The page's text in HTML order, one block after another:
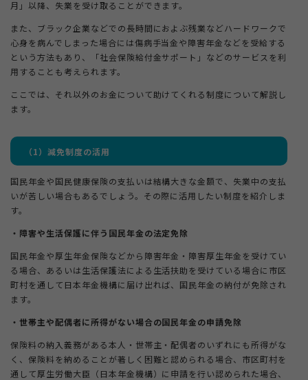
月」以降、失業を受け取ることができます。
また、ブラック企業などでの長時間におよぶ残業などハードワークで
心身を病んでしまった場合には傷病手当金や障害年金などを受給する
という方法もあり、「社会保険給付金サポート」などのサービスを利
用することも考えられます。
ここでは、それ以外のお金について助けてくれる制度について解説し
ます。
（1）減免制度の活用
国民年金や国民健康保険の支払いは結構大きな金額で、失業中の支払
いが苦しい場合もあるでしょう。その際に活用したい制度を紹介しま
す。
・障害や生活保護に伴う国民年金の法定免除
国民年金や厚生年金保険などから障害年金・障害厚生年金を受けてい
る場合、あるいは生活保護法による生活扶助を受けている場合に市区
町村を通して日本年金機構に届け出れば、国民年金の納付が免除され
ます。
・世帯主や配偶者に所得がない場合の国民年金の申請免除
保険料の納入義務がある本人・世帯主・配偶者のいずれにも所得がな
く、保険料を納めることが著しく困難と認められる場合、市区町村を
通して厚生労働大臣（日本年金機構）に申請を行い認められた場合、